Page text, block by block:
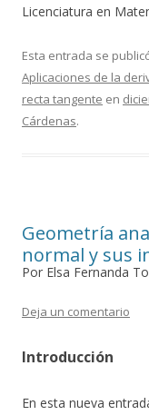
Licenciatura en
Esta entrada se
Aplicaciones de la
recta tangente en
Cárdenas.
Geometría
normal y sus
Por Elsa Fernanda
Deja un comentario
Introducción
En esta nueva